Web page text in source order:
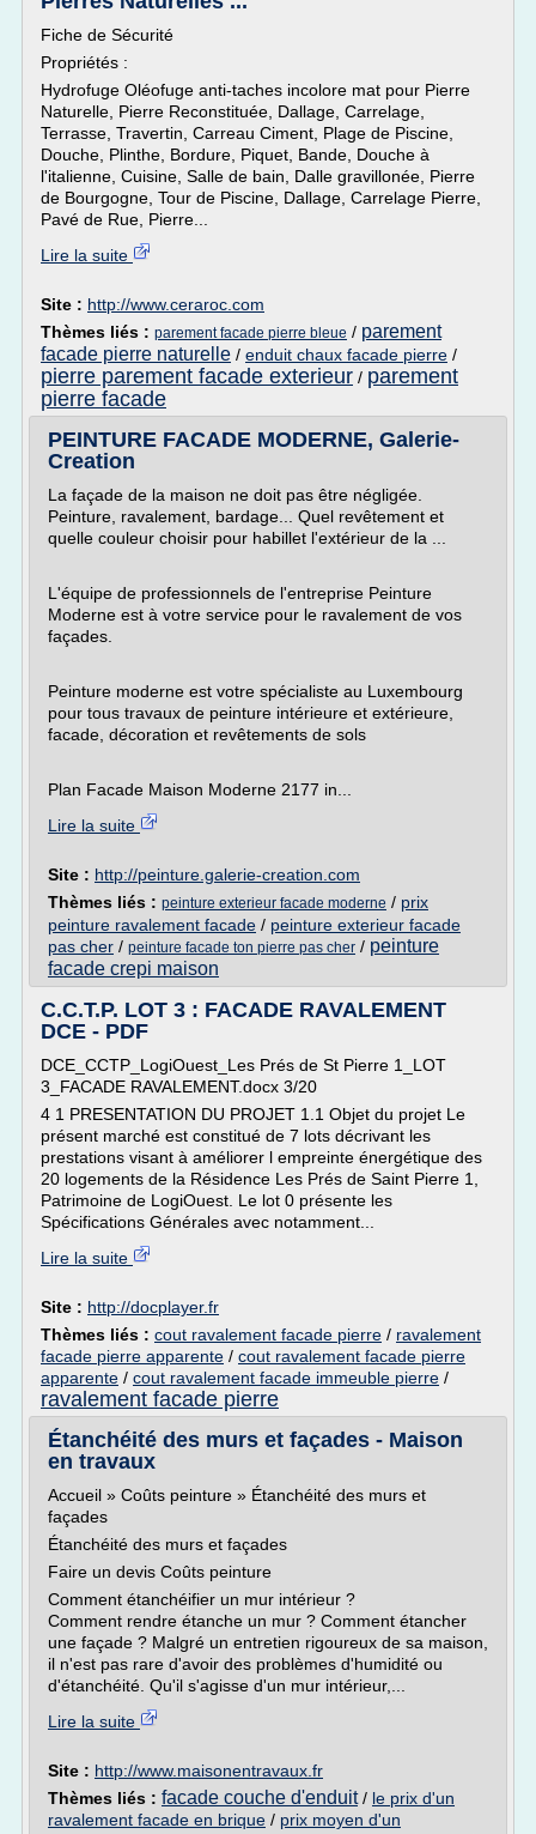
Fiche de Sécurité
Propriétés :
Hydrofuge Oléofuge anti-taches incolore mat pour Pierre
Naturelle, Pierre Reconstituée, Dallage, Carrelage,
Terrasse, Travertin, Carreau Ciment, Plage de Piscine,
Douche, Plinthe, Bordure, Piquet, Bande, Douche à
l'italienne, Cuisine, Salle de bain, Dalle gravillonée, Pierre
de Bourgogne, Tour de Piscine, Dallage, Carrelage Pierre,
Pavé de Rue, Pierre...
Lire la suite
Site : http://www.ceraroc.com
Thèmes liés : parement facade pierre bleue / parement
facade pierre naturelle / enduit chaux facade pierre /
pierre parement facade exterieur / parement
pierre facade
PEINTURE FACADE MODERNE, Galerie-
Creation
La façade de la maison ne doit pas être négligée.
Peinture, ravalement, bardage... Quel revêtement et
quelle couleur choisir pour habillet l'extérieur de la ...
L'équipe de professionnels de l'entreprise Peinture
Moderne est à votre service pour le ravalement de vos
façades.
Peinture moderne est votre spécialiste au Luxembourg
pour tous travaux de peinture intérieure et extérieure,
facade, décoration et revêtements de sols
Plan Facade Maison Moderne 2177 in...
Lire la suite
Site : http://peinture.galerie-creation.com
Thèmes liés : peinture exterieur facade moderne / prix
peinture ravalement facade / peinture exterieur facade
pas cher / peinture facade ton pierre pas cher / peinture
facade crepi maison
C.C.T.P. LOT 3 : FACADE RAVALEMENT
DCE - PDF
DCE_CCTP_LogiOuest_Les Prés de St Pierre 1_LOT
3_FACADE RAVALEMENT.docx 3/20
4 1 PRESENTATION DU PROJET 1.1 Objet du projet Le
présent marché est constitué de 7 lots décrivant les
prestations visant à améliorer l empreinte énergétique des
20 logements de la Résidence Les Prés de Saint Pierre 1,
Patrimoine de LogiOuest. Le lot 0 présente les
Spécifications Générales avec notamment...
Lire la suite
Site : http://docplayer.fr
Thèmes liés : cout ravalement facade pierre / ravalement
facade pierre apparente / cout ravalement facade pierre
apparente / cout ravalement facade immeuble pierre /
ravalement facade pierre
Étanchéité des murs et façades - Maison
en travaux
Accueil » Coûts peinture » Étanchéité des murs et
façades
Étanchéité des murs et façades
Faire un devis Coûts peinture
Comment étanchéifier un mur intérieur ?
Comment rendre étanche un mur ? Comment étancher
une façade ? Malgré un entretien rigoureux de sa maison,
il n'est pas rare d'avoir des problèmes d'humidité ou
d'étanchéité. Qu'il s'agisse d'un mur intérieur,...
Lire la suite
Site : http://www.maisonentravaux.fr
Thèmes liés : facade couche d'enduit/ le prix d'un
ravalement facade en brique / prix moyen d'un